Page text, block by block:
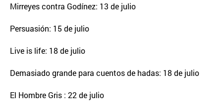
Mirreyes contra Godínez: 13 de julio
Persuasión: 15 de julio
Live is life: 18 de julio
Demasiado grande para cuentos de hadas: 18 de julio
El Hombre Gris : 22 de julio